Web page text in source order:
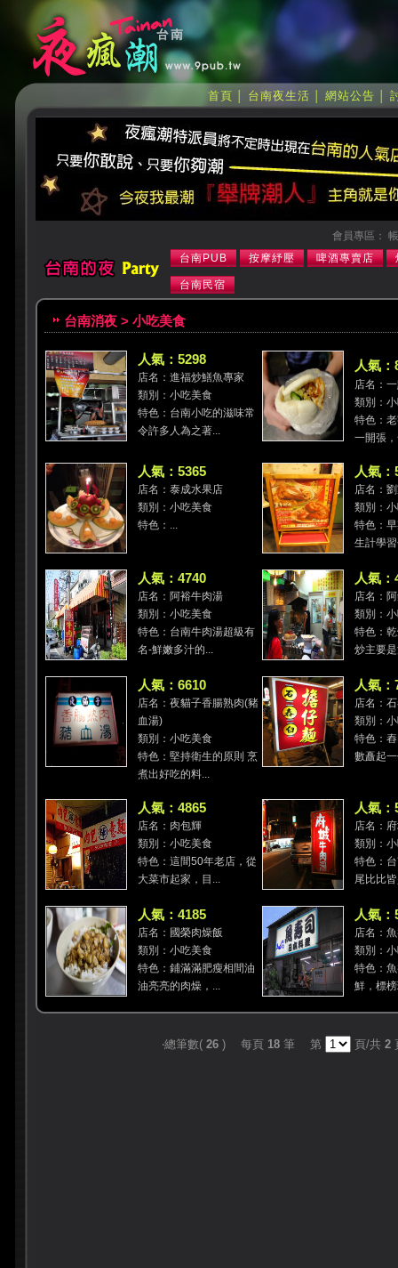
首頁 台南夜生活 網站公告
會員專區：
台南PUB
按摩紓壓 啤酒專賣店
台南民宿
台南消夜 > 小吃美食
人氣：5298
店名：進福炒鱔魚專家
類別：小吃美食
特色：台南小吃的滋味常
令許多人為之著...
人氣：
店名：
類別：
特色：
一開張
人氣：5365
店名：泰成水果店
類別：小吃美食
特色：...
人氣：
店名：
類別：
特色：
生計學
人氣：4740
店名：阿裕牛肉湯
類別：小吃美食
特色：台南牛肉湯超級有
名-鮮嫩多汁的...
人氣：
店名：
類別：
特色：
炒主要
人氣：6610
店名：夜貓子香腸熟肉(豬
血湯)
類別：小吃美食
特色：堅持衛生的原則 烹
煮出好吃的料...
人氣：
店名：
類別：
特色：
數矗起
人氣：4865
店名：肉包輝
類別：小吃美食
特色：這間50年老店，從
大菜市起家，目...
人氣：
店名：
類別：
特色：
尾比比
人氣：4185
店名：國榮肉燥飯
類別：小吃美食
特色：鋪滿滿肥瘦相間油
油亮亮的肉燥，...
人氣：
店名：
類別：
特色：
鮮，標
‧總筆數( 26 ) 每頁 18 筆 第 頁/共 2